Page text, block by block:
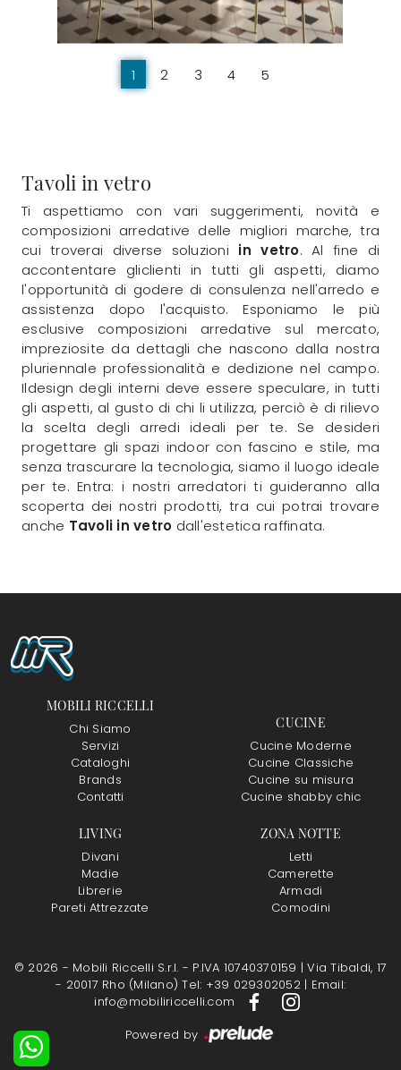
1 2 3 4 5
Tavoli in vetro
Ti aspettiamo con vari suggerimenti, novità e
composizioni arredative delle migliori marche, tra
cui troverai diverse soluzioni in vetro. Al fine di
accontentare gliclienti in tutti gli aspetti, diamo
l'opportunità di godere di consulenza nell'arredo e
assistenza dopo l'acquisto. Esponiamo le più
esclusive composizioni arredative sul mercato,
impreziosite da dettagli che nascono dalla nostra
pluriennale professionalità e dedizione nel campo.
Ildesign degli interni deve essere speculare, in tutti
gli aspetti, al gusto di chi li utilizza, perciò è di rilievo
la scelta degli arredi ideali per te. Se desideri
progettare gli spazi indoor con fascino e stile, ma
senza trascurare la tecnologia, siamo il luogo ideale
per te. Entra: i nostri arredatori ti guideranno alla
scoperta dei nostri prodotti, tra cui potrai trovare
anche Tavoli in vetro dall'estetica raffinata.
MOBILI RICCELLI
Chi Siamo
Servizi
Cataloghi
Brands
Contatti
CUCINE
Cucine Moderne
Cucine Classiche
Cucine su misura
Cucine shabby chic
LIVING
Divani
Madie
Librerie
Pareti Attrezzate
ZONA NOTTE
Letti
Camerette
Armadi
Comodini
© 2026 - Mobili Riccelli S.r.l. - P.IVA 10740370159 |Via Tibaldi, 17
- 20017 Rho (Milano) Tel: +39 029302052 | Email:
info@mobiliriccelli.com
Powered by